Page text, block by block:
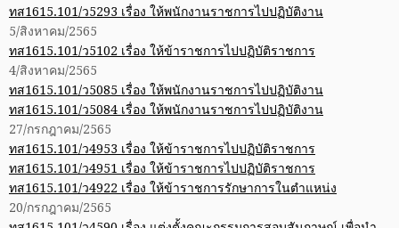
ทส1615.101/ว5293 เรื่อง ให้พนักงานราชการไปปฏิบัติงาน
5/สิงหาคม/2565
ทส1615.101/ว5102 เรื่อง ให้ข้าราชการไปปฏิบัติราชการ
4/สิงหาคม/2565
ทส1615.101/ว5085 เรื่อง ให้พนักงานราชการไปปฏิบัติงาน
ทส1615.101/ว5084 เรื่อง ให้พนักงานราชการไปปฏิบัติงาน
27/กรกฎาคม/2565
ทส1615.101/ว4953 เรื่อง ให้ข้าราชการไปปฏิบัติราชการ
ทส1615.101/ว4951 เรื่อง ให้ข้าราชการไปปฏิบัติราชการ
ทส1615.101/ว4922 เรื่อง ให้ข้าราชการรักษาการในตำแหน่ง
20/กรกฎาคม/2565